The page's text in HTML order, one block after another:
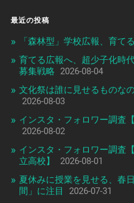
最近の投稿
「森林型」学校広報、育て
育てる広報へ、超少子化時
募集戦略
2026-08-04
文化祭は誰に見せるものな
2026-08-03
インスタ・フォロワー調査
2026-08-02
インスタ・フォロワー調査
立高校】
2026-08-01
夏休みに授業を見せる、春
間」に注目
2026-07-31